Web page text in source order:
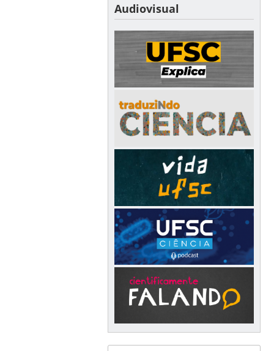
Audiovisual